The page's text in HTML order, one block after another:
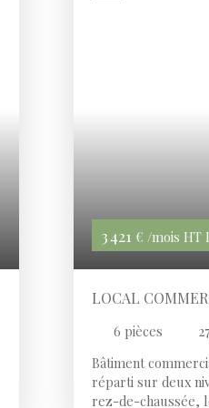
3 421 € /mois HT
LOCAL
6 pièces
Bâtiment
réparti sur deux
rez-de-chaussée,